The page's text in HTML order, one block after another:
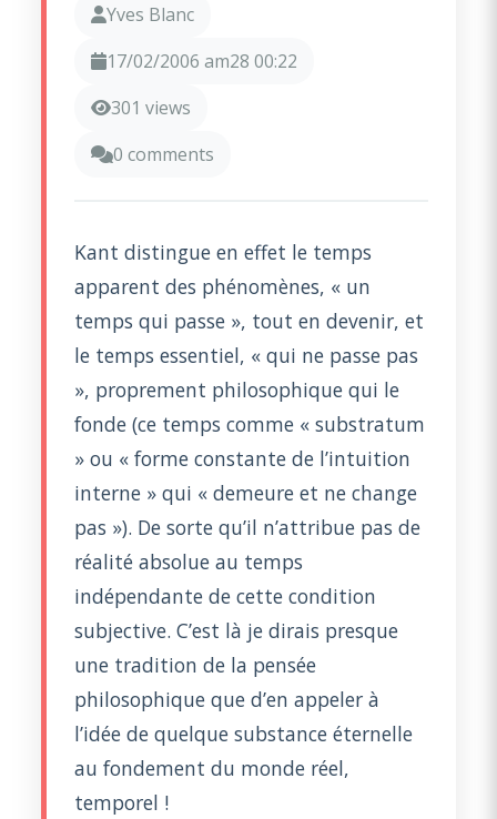
Yves Blanc
17/02/2006 am28 00:22
301 views
0 comments
Kant distingue en effet le temps
apparent des phénomènes, « un
temps qui passe », tout en devenir, et
le temps essentiel, « qui ne passe pas
», proprement philosophique qui le
fonde (ce temps comme « substratum
» ou « forme constante de l’intuition
interne » qui « demeure et ne change
pas »). De sorte qu’il n’attribue pas de
réalité absolue au temps
indépendante de cette condition
subjective. C’est là je dirais presque
une tradition de la pensée
philosophique que d’en appeler à
l’idée de quelque substance éternelle
au fondement du monde réel,
temporel !